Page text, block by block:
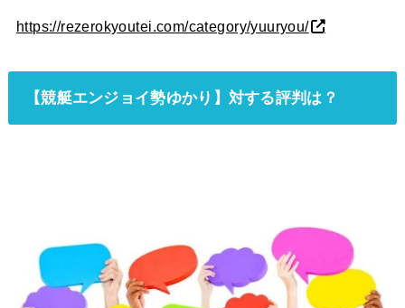
https://rezerokyoutei.com/category/yuuryou/
【競艇エンジョイ勢ゆかり】対する評判は？